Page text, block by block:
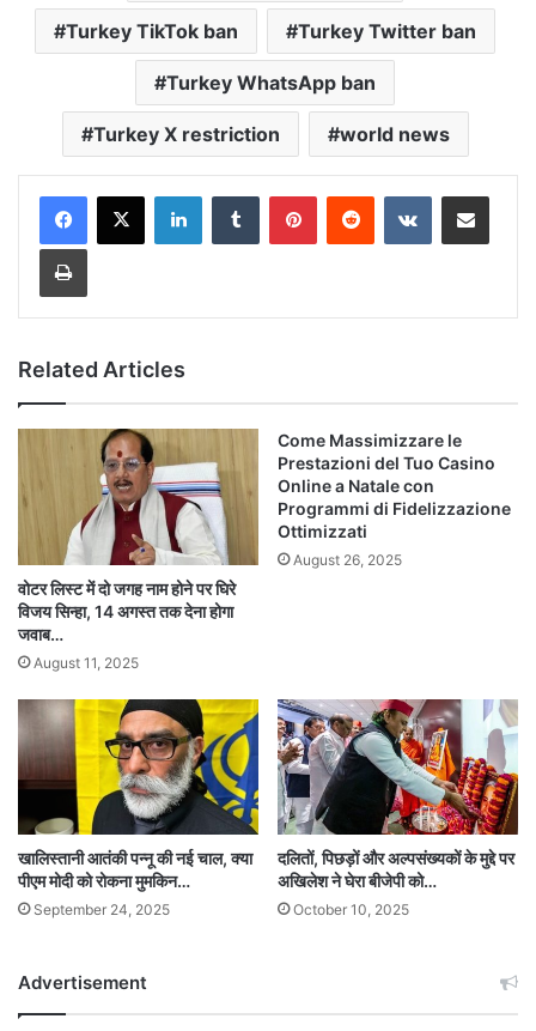
Turkey TikTok ban Turkey Twitter ban
Turkey WhatsApp ban
Turkey X restriction world news
LinkedInTumblr PinterestReddit VKontakteShare via Email
Print
Related Articles
वोटर लिस्ट में दो जगह नाम होने पर घिरे
विजय सिन्हा, 14 अगस्त तक देना होगा
जवाब…
August 11, 2025
Come Massimizzare le
Prestazioni del Tuo Casino
Online a Natale con
Programmi di Fidelizzazione
Ottimizzati
August 26, 2025
खालिस्तानी आतंकी पन्नू की नई चाल, क्या
पीएम मोदी को रोकना मुमकिन…
September 24, 2025
दलितों, पिछड़ों और अल्पसंख्यकों के मुद्दे पर
अखिलेश ने घेरा बीजेपी को…
October 10, 2025
Advertisement